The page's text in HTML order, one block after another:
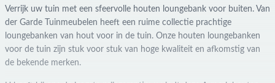
Verrijk uw tuin met een sfeervolle houten loungebank voor buiten. Van
der Garde Tuinmeubelen heeft een ruime collectie prachtige
loungebanken van hout voor in de tuin. Onze houten loungebanken
voor de tuin zijn stuk voor stuk van hoge kwaliteit en afkomstig van
de bekende merken.